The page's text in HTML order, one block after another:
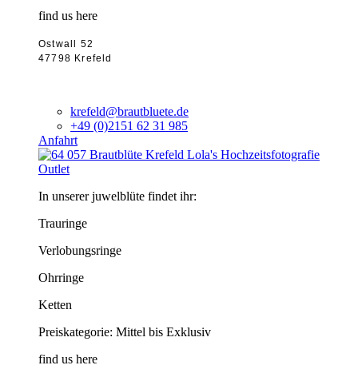
find us here
Ostwall 52
47798 Krefeld
krefeld@brautbluete.de
+49 (0)2151 62 31 985
Anfahrt
Outlet
In unserer juwelblüte findet ihr:
Trauringe
Verlobungsringe
Ohrringe
Ketten
Preiskategorie: Mittel bis Exklusiv
find us here